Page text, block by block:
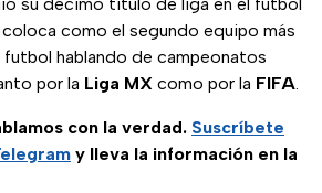
como el segundo equipo más
hablando de campeonatos
por la Liga MX como por la FIFA.
con la verdad. Suscríbete
y lleva la información en la